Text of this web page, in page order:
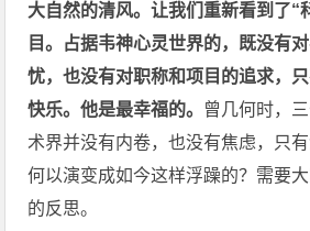
大自然的清风。让我们重新看到了“
目。占据韦神心灵世界的，既没有
忧，也没有对职称和项目的追求，
快乐。他是最幸福的。 曾几何时，
术界并没有内卷，也没有焦虑，只
何以演变成如今这样浮躁的？需要
的反思。